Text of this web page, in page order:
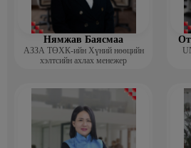
Нямжав Баясмаа
АЗЗА ТӨХК-ийн Хүний нөөцийн
хэлтсийн ахлах менежер